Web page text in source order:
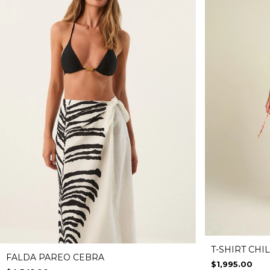
FALDA PAREO CEBRA
T-SHIRT
$1,995.00